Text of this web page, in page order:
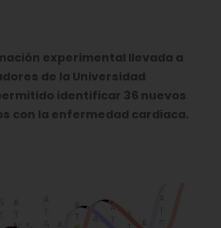
experimental llevada a
de la Universidad
identificar 36 nuevos
con la enfermedad cardiaca.